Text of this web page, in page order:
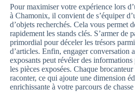
Pour maximiser votre expérience lors
à Chamonix, il convient de s’équiper
d’objets recherchés. Cela vous permet
rapidement les stands clés. S’armer de
primordial pour déceler les trésors
d’articles. Enfin, engager conversation
exposants peut révéler des informations
les pièces exposées. Chaque
raconter, ce qui ajoute une dimension
enrichissante à votre parcours de chasse